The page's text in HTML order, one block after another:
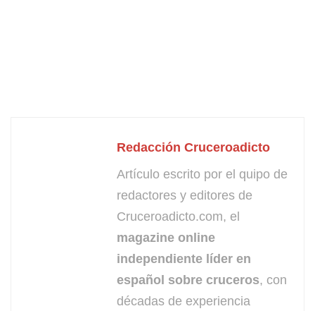
Redacción Cruceroadicto
Artículo escrito por el quipo de
redactores y editores de
Cruceroadicto.com, el
magazine online
independiente líder en
español sobre cruceros, con
décadas de experiencia